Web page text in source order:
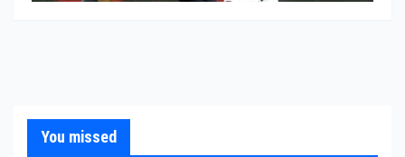
You missed